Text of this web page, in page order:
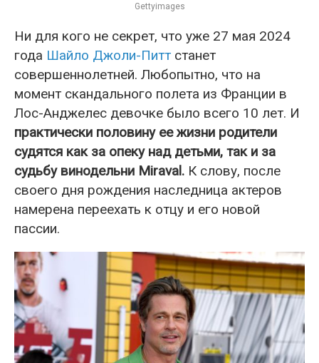
Gettyimages
Ни для кого не секрет, что уже 27 мая 2024
года Шайло Джоли-Питт станет
совершеннолетней. Любопытно, что на
момент скандального полета из Франции в
Лос-Анджелес девочке было всего 10 лет. И
практически половину ее жизни родители
судятся как за опеку над детьми, так и за
судьбу винодельни Miraval. К слову, после
своего дня рождения наследница актеров
намерена переехать к отцу и его новой
пассии.